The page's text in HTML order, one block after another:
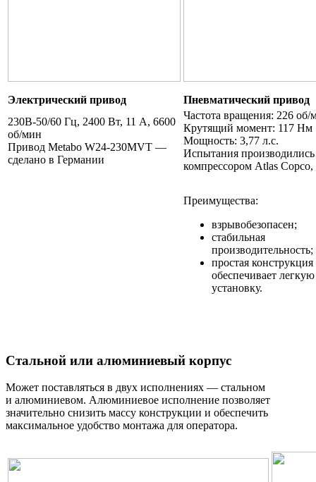
Электрический привод
Пневматический привод
230В-50/60 Гц, 2400 Вт, 11 A, 6600
об/мин
Привод Metabo W24-230MVT —
сделано в Германии
Частота вращения: 226 об/
Крутящий момент: 117 Нм
Мощность: 3,77 л.с.
Испытания производились
компрессором Atlas
Преимущества:
взрывобезопасен;
стабильная
производительность;
простая конструкция
обеспечивает легкую
установку.
Стальной или алюминиевый корпус
Может поставляться в двух исполнениях — стальном
и алюминиевом. Алюминиевое исполнение позволяет
значительно снизить массу конструкции и обеспечить
максимальное удобство монтажа для оператора.